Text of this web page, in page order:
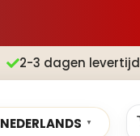
2-3 dagen levertijd
NEDERLANDS ▼